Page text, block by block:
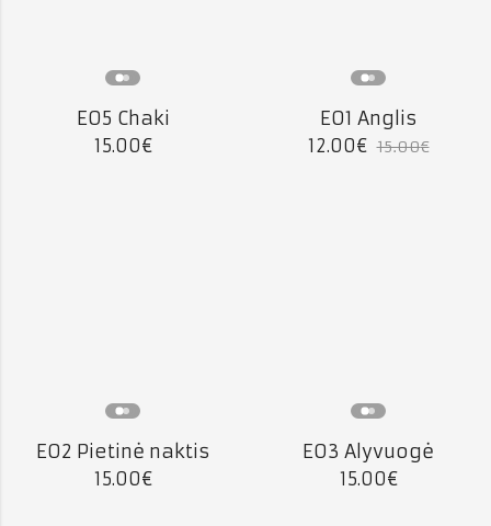
E05 Chaki
15.00€
E01 Anglis
12.00€ 15.00€
E02 Pietinė naktis
15.00€
E03 Alyvuogė
15.00€